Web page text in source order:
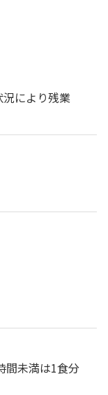
により残業
間未満は1食分